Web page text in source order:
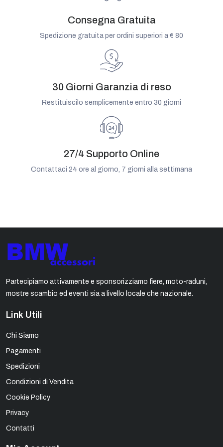
Consegna Gratuita
Spedizione gratuita per ordini superiori a € 80
30 Giorni Garanzia di reso
Restituiscilo semplicemente entro 30 giorni
27/4 Supporto Online
Contattaci 24 ore al giorno, 7 giorni alla settimana
Partecipiamo attivamente e sponsorizziamo fiere, moto-raduni,
mostre scambio ed eventi sia a livello locale che nazionale.
Link Utili
Chi Siamo
Pagamenti
Spedizioni
Condizioni di Vendita
Cookie Policy
Privacy
Contatti